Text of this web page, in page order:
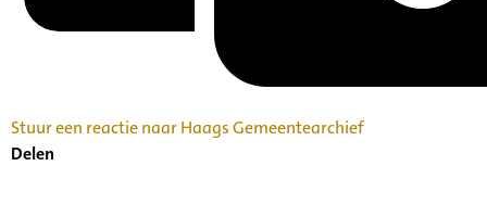
Stuur een reactie naar Haags Gemeentearchief
Delen